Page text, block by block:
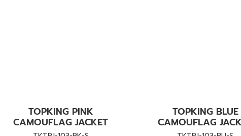
TOPKING PINK
CAMOUFLAG JACKET
TOPKING BLUE
CAMOUFLAG